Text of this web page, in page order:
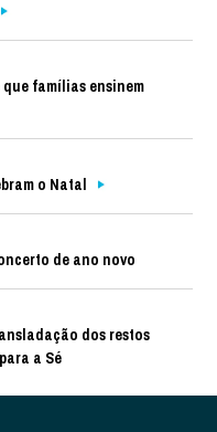
que famílias ensinem
o Natal
de ano novo
dos restos
a Sé